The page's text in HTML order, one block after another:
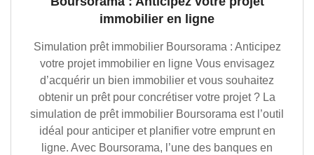
immobilier en ligne
Simulation prêt immobilier Boursorama : Anticipez
votre projet immobilier en ligne Vous envisagez
d’acquérir un bien immobilier et vous souhaitez
obtenir un prêt pour concrétiser votre projet ? La
simulation de prêt immobilier Boursorama est l’outil
idéal pour anticiper et planifier votre emprunt en
ligne. Avec Boursorama, l’une des banques en